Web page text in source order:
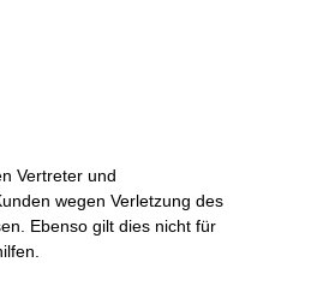
Vertreter und
wegen Verletzung des
Ebenso gilt dies nicht für